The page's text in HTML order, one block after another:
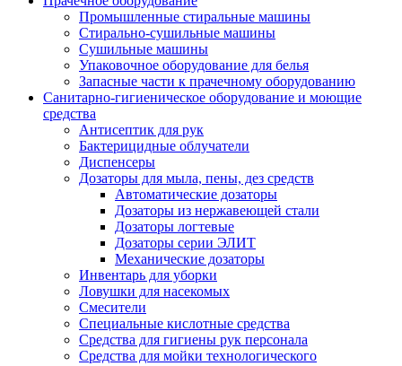
Промышленные стиральные машины
Стирально-сушильные машины
Сушильные машины
Упаковочное оборудование для белья
Запасные части к прачечному оборудованию
Санитарно-гигиеническое оборудование и моющие
средства
Антисептик для рук
Бактерицидные облучатели
Диспенсеры
Дозаторы для мыла, пены, дез средств
Автоматические дозаторы
Дозаторы из нержавеющей стали
Дозаторы логтевые
Дозаторы серии ЭЛИТ
Механические дозаторы
Инвентарь для уборки
Ловушки для насекомых
Смесители
Специальные кислотные средства
Средства для гигиены рук персонала
Средства для мойки технологического